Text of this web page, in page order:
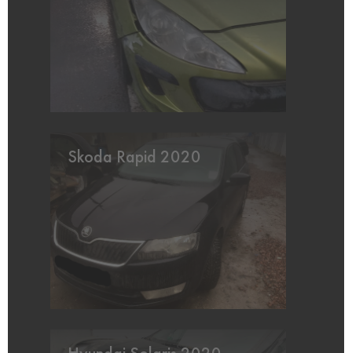
Skoda Rapid 2020